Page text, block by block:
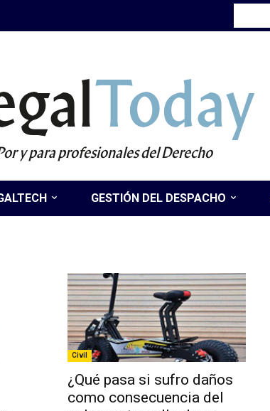
Today
y para profesionales del Derecho
GESTIÓN DEL DESPACHO
Civil
¿Qué pasa si sufro daños
como consecuencia del